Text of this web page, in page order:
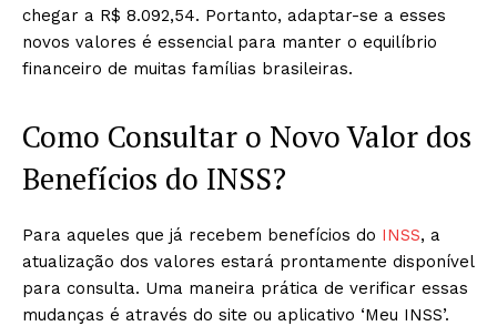
chegar a R$ 8.092,54. Portanto, adaptar-se a esses
novos valores é essencial para manter o equilíbrio
financeiro de muitas famílias brasileiras.
Como Consultar o Novo Valor dos
Benefícios do INSS?
Para aqueles que já recebem benefícios do INSS, a
atualização dos valores estará prontamente disponível
para consulta. Uma maneira prática de verificar essas
mudanças é através do site ou aplicativo ‘Meu INSS’.